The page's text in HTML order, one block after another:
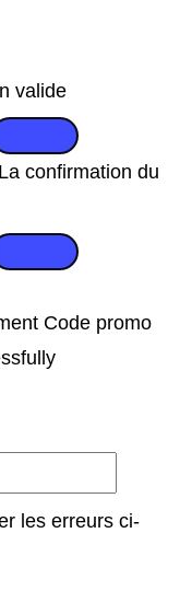
valide
La confirmation du
Code promo
les erreurs ci-